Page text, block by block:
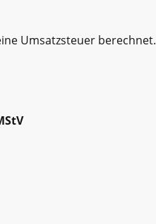
Umsatzsteuer berechnet.